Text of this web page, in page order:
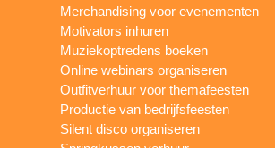
Merchandising voor evenementen
Motivators inhuren
Muziekoptredens boeken
Online webinars organiseren
Outfitverhuur voor themafeesten
Productie van bedrijfsfeesten
Silent disco organiseren